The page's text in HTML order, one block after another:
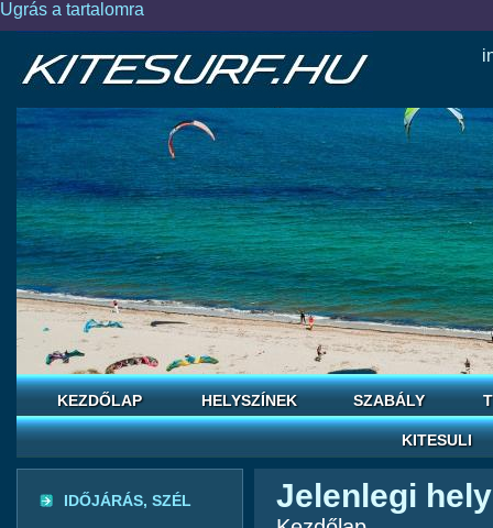
Ugrás a tartalomra
KEZDŐLAP HELYSZÍNEK SZABÁLY
KITESULI
IDŐJÁRÁS, SZÉL Jelenlegi hely